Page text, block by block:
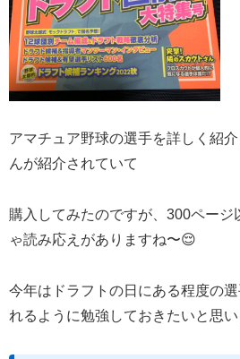
アマチュア野球の選手を詳しく紹
んが紹介されていて
購入してみたのですが、300ページ
ゃ読み応えがありますね〜😌
今年はドラフトの日にある程度の
れるように勉強しておきたいと思